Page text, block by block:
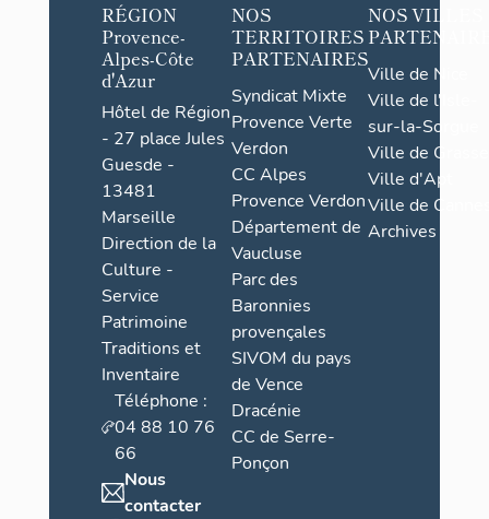
RÉGION
Provence-
Alpes-Côte
d'Azur
Hôtel de Région
- 27 place Jules
Guesde -
13481
Marseille
Direction de la
Culture -
Service
Patrimoine
Traditions et
Inventaire
Téléphone :
04 88 10 76
66
Nous
contacter
NOS
TERRITOIRES
PARTENAIRES
Syndicat Mixte
Provence Verte
Verdon
CC Alpes
Provence Verdon
Département de
Vaucluse
Parc des
Baronnies
provençales
SIVOM du pays
de Vence
Dracénie
CC de Serre-
Ponçon
NOS VILLES
Ville de Nice
Ville de l'Isle-
sur-la-Sorgue
Ville de Grasse
Ville d'Apt
Ville de
Archives